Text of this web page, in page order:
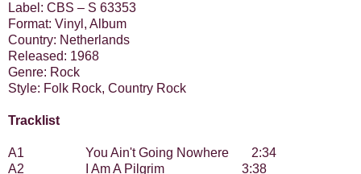
Label: CBS ‎– S 63353
Format: Vinyl, Album
Country: Netherlands
Released: 1968
Genre: Rock
Style: Folk Rock, Country Rock
Tracklist
A1 You Ain't Going Nowhere
2:34
A2
I Am A Pilgrim
3:38